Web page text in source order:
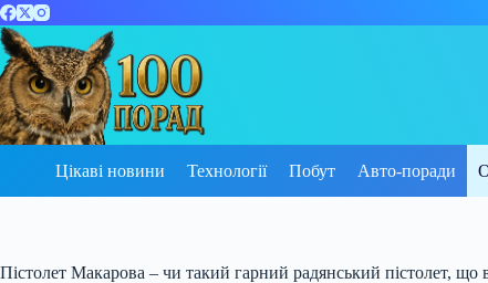
Перейти
до
вмісту
Цікаві новини Технології Побут Авто-поради
Пістолет Макарова – чи такий гарний радянський пістолет, що